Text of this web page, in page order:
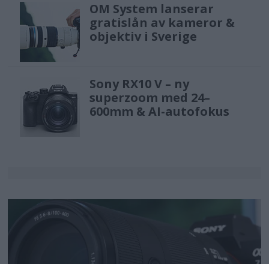
OM System lanserar
gratislån av kameror &
objektiv i Sverige
Sony RX10 V – ny
superzoom med 24–
600mm & AI-autofokus